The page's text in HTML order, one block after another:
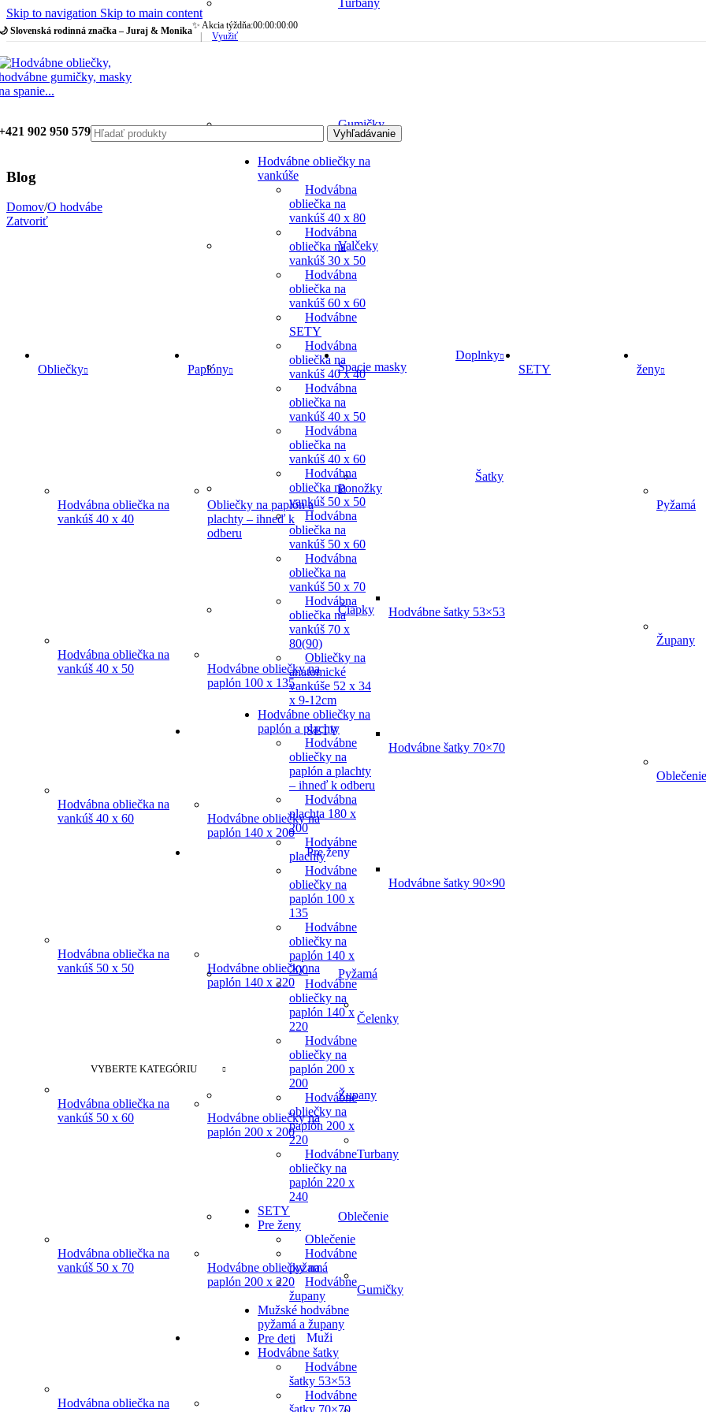
Skip to navigation Skip to main content
Slovenská rodinná značka – Juraj & Monika✨ Akcia týždňa:00:00:00:00
Využiť
Gumičky
Valčeky
Spacie masky
Ponožky
Čiapky
SETY
Pre ženy
Pyžamá
Župany
Oblečenie
Muži
902 950 579
VYBERTE KATEGÓRIU
Hodvábne obliečky na
vankúše
Hodvábna
obliečka na
vankúš 40 x 80
Hodvábna
obliečka na
vankúš 30 x 50
Hodvábna
obliečka na
vankúš 60 x 60
Hodvábne
SETY
Hodvábna
obliečka na
vankúš 40 x 40
Hodvábna
obliečka na
vankúš 40 x 50
Hodvábna
obliečka na
vankúš 40 x 60
Hodvábna
obliečka na
vankúš 50 x 50
Hodvábna
obliečka na
vankúš 50 x 60
Hodvábna
obliečka na
vankúš 50 x 70
Hodvábna
obliečka na
vankúš 70 x
80(90)
Obliečky na
anatomické
vankúše 52 x 34
x 9-12cm
Hodvábne obliečky na
paplón a plachty
Hodvábne
obliečky na
paplón a plachty
– ihneď k odberu
Hodvábna
plachta 180 x
200
Hodvábne
plachty
Hodvábne
obliečky na
paplón 100 x
135
Hodvábne
obliečky na
paplón 140 x
200
Hodvábne
obliečky na
paplón 140 x
220
Hodvábne
obliečky na
paplón 200 x
200
Hodvábne
obliečky na
paplón 200 x
220
Hodvábne
obliečky na
paplón 220 x
240
SETY
Pre ženy
Oblečenie
Hodvábne
pyžamá
Hodvábne
župany
Mužské hodvábne
pyžamá a župany
Pre deti
Hodvábne šatky
Hodvábne
šatky 53×53
Hodvábne
šatky 70×70
Vyhľadávanie
Blog
Domov/O hodvábe
Zatvoriť
Obliečky
Hodvábna obliečka na
vankúš 40 x 40
Hodvábna obliečka na
vankúš 40 x 50
Hodvábna obliečka na
vankúš 40 x 60
Hodvábna obliečka na
vankúš 50 x 50
Hodvábna obliečka na
vankúš 50 x 60
Hodvábna obliečka na
vankúš 50 x 70
Hodvábna obliečka na
Paplóny
Obliečky na paplón a
plachty – ihneď k
odberu
Hodvábne obliečky na
paplón 100 x 135
Hodvábne obliečky na
paplón 140 x 200
Hodvábne obliečky na
paplón 140 x 220
Hodvábne obliečky na
paplón 200 x 200
Hodvábne obliečky na
paplón 200 x 220
Doplnky
Šatky
Hodvábne šatky 53×53
Hodvábne šatky 70×70
Hodvábne šatky 90×90
Čelenky
Turbany
Gumičky
SETY
ženy
Pyžamá
Župany
Oblečenie